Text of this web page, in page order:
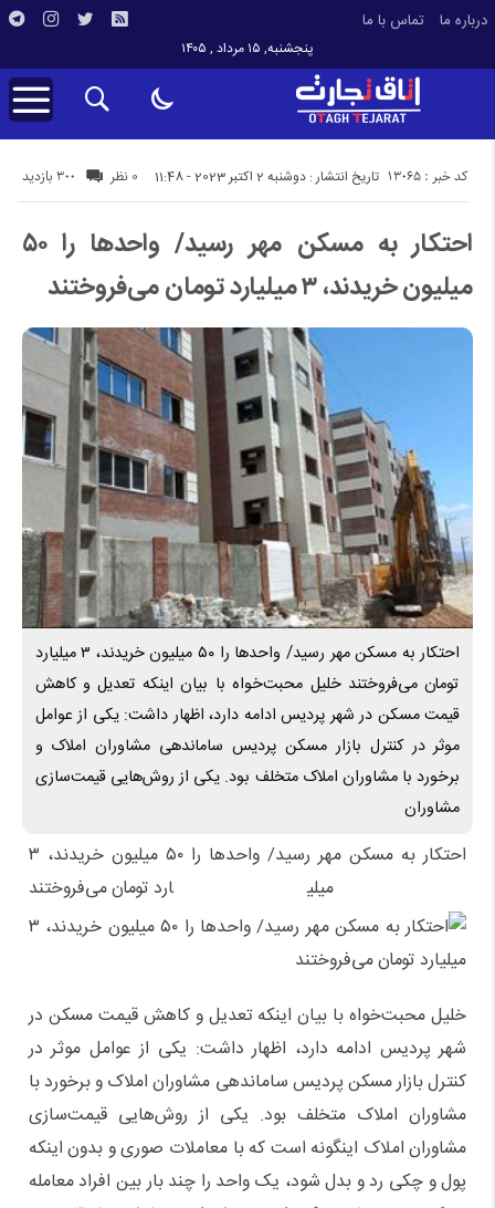
درباره ما تماس با ما
پنجشنبه, ۱۵ مرداد , ۱۴۰۵
تاریخ انتشار : دوشنبه 2 اکتبر 2023 - 11:48 300 بازدید کد خبر : 13065 0 نظر
احتکار به مسکن مهر رسید/ واحدها را ۵٠
میلیون خریدند، ٣ میلیارد تومان می‌فروختند
احتکار به مسکن مهر رسید/ واحدها را ۵٠ میلیون خریدند، ٣ میلیارد
تومان می‌فروختند خلیل محبت‌خواه با بیان اینکه تعدیل و کاهش
قیمت مسکن در شهر پردیس ادامه دارد، اظهار داشت: یکی از عوامل
موثر در کنترل بازار مسکن پردیس ساماندهی مشاوران املاک و
برخورد با مشاوران املاک متخلف بود. یکی از روش‌هایی قیمت‌سازی
مشاوران
احتکار به مسکن مهر رسید/ واحدها را ۵٠ میلیون خریدند، ٣
میلیارد تومان می‌فروختند
خلیل محبت‌خواه با بیان اینکه تعدیل و کاهش قیمت مسکن در
شهر پردیس ادامه دارد، اظهار داشت: یکی از عوامل موثر در
کنترل بازار مسکن پردیس ساماندهی مشاوران املاک و برخورد با
مشاوران املاک متخلف بود. یکی از روش‌هایی قیمت‌سازی
مشاوران املاک اینگونه است که با معاملات صوری و بدون اینکه
پول و چکی رد و بدل شود، یک واحد را چند بار بین افراد معامله